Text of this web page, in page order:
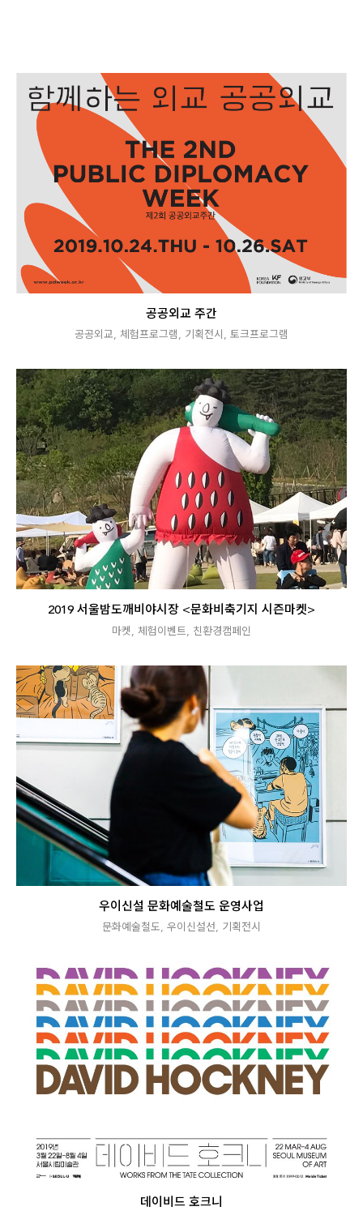
공공외교 주간
공공외교, 체험프로그램 , 기획전시 , 토크프로그램
2019 서울밤도깨비야시장 <문화비축기지 시즌마켓>
마켓 , 체험이벤트, 친환경캠페인
우이신설 문화예술철도 운영사업
문화예술철도, 우이신설선, 기획전시
데이비드 호크니